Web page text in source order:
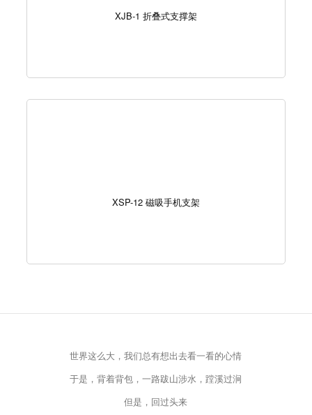
XJB-1 折叠式支撑架
XSP-12 磁吸手机支架
世界这么大，我们总有想出去看一看的心情
于是，背着背包，一路跋山涉水，蹚溪过涧
但是，回过头来